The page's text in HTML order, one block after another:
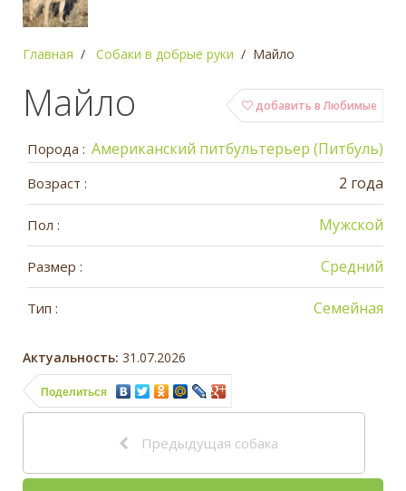
Главная Собаки в добрые руки Майло
добавить в Любимые
Майло
Порода : Американский питбультерьер (Питбуль)
Возраст : 2 года
Пол : Мужской
Размер : Средний
Тип : Семейная
Актуальность: 31.07.2026
Поделиться
Предыдущая собака